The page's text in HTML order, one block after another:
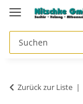
Zurück zur Liste